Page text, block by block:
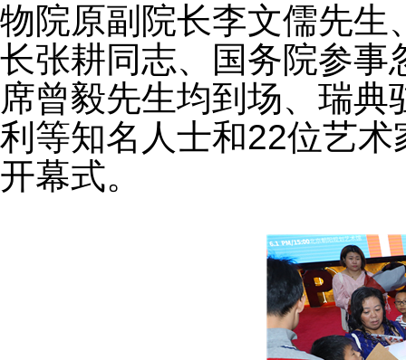
物院原副院长李文儒先生
长张耕同志、国务院参事
席曾毅先生均到场、瑞
利等知名人士和22位艺
开幕式。